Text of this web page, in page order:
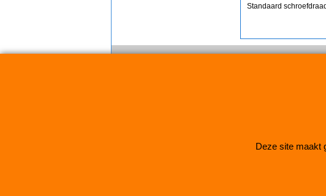
Standaard
Deze site maakt